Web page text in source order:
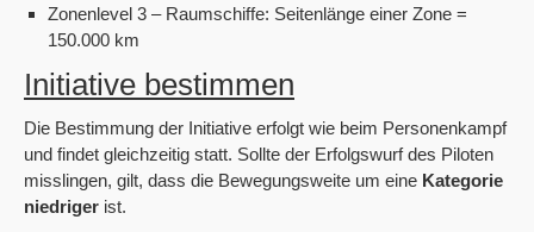
Zonenlevel 3 – Raumschiffe: Seitenlänge einer Zone =
150.000 km
Initiative bestimmen
Die Bestimmung der Initiative erfolgt wie beim Personenkampf
und findet gleichzeitig statt. Sollte der Erfolgswurf des Piloten
misslingen, gilt, dass die Bewegungsweite um eine Kategorie
niedriger ist.